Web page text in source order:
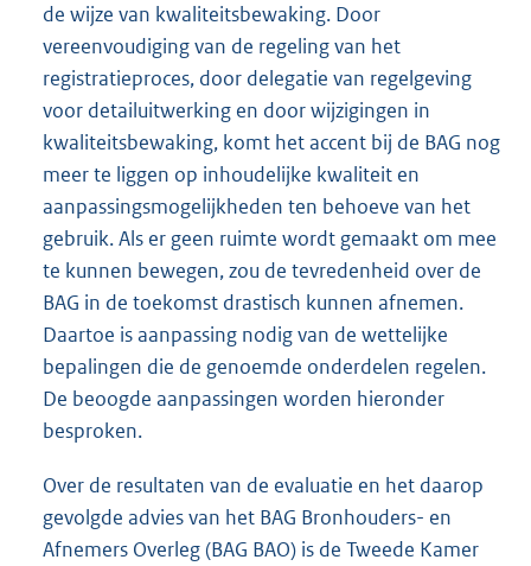
de wijze van kwaliteitsbewaking. Door
vereenvoudiging van de regeling van het
registratieproces, door delegatie van regelgeving
voor detailuitwerking en door wijzigingen in
kwaliteitsbewaking, komt het accent bij de BAG nog
meer te liggen op inhoudelijke kwaliteit en
aanpassingsmogelijkheden ten behoeve van het
gebruik. Als er geen ruimte wordt gemaakt om mee
te kunnen bewegen, zou de tevredenheid over de
BAG in de toekomst drastisch kunnen afnemen.
Daartoe is aanpassing nodig van de wettelijke
bepalingen die de genoemde onderdelen regelen.
De beoogde aanpassingen worden hieronder
besproken.
Over de resultaten van de evaluatie en het daarop
gevolgde advies van het BAG Bronhouders- en
Afnemers Overleg (BAG BAO) is de Tweede Kamer